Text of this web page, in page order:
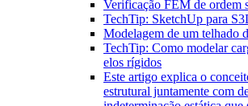
Verificação FEM de ordem
TechTip: SketchUp para
Modelagem de um telhado
TechTip: Como modelar
elos rígidos
Este artigo explica o
estrutural juntamente com